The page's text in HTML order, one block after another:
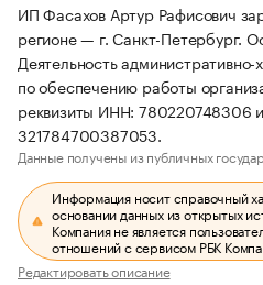
ИП Фасахов Артур Рафисович
регионе — г. Санкт-Петербург.
Деятельность административно-
по обеспечению работы
реквизиты ИНН: 780220748306
321784700387053.
Данные получены из публичных
Информация носит справочный
основании данных из открытых
Компания не является
отношений с сервисом РБК
Редактировать описание